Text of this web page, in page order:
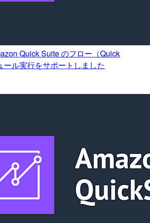
Quick Suite のフロー（Quick
ール実行をサポートしました